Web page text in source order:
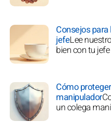
Consejos
jefeLee
bien con tu jefe
Cómo
manipulador
un colega